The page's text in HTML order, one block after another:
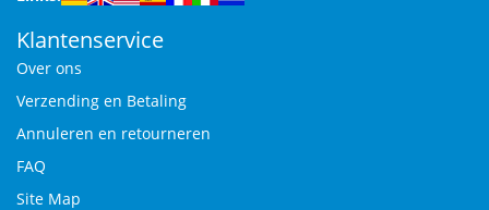
Klantenservice
Over ons
Verzending en Betaling
Annuleren en retourneren
FAQ
Site Map